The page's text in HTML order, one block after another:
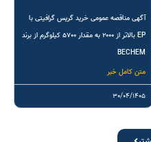
آگهی مناقصه عمومی خرید گریس گرافیتی با
EP بالاتر از ۲۰۰۰ به مقدار ۵۷۰۰ کیلوگرم از برند
BECHEM
متن کامل خبر
۳۰/۰۴/۱۴۰۵